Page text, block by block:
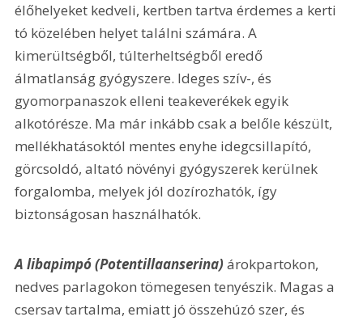
élőhelyeket kedveli, kertben tartva érdemes a kerti
tó közelében helyet találni számára. A
kimerültségből, túlterheltségből eredő
álmatlanság gyógyszere. Ideges szív-, és
gyomorpanaszok elleni teakeverékek egyik
alkotórésze. Ma már inkább csak a belőle készült,
mellékhatásoktól mentes enyhe idegcsillapító,
görcsoldó, altató növényi gyógyszerek kerülnek
forgalomba, melyek jól dozírozhatók, így
biztonságosan használhatók.
A libapimpó (Potentillaanserina) árokpartokon,
nedves parlagokon tömegesen tenyészik. Magas a
csersav tartalma, emiatt jó összehúzó szer, és